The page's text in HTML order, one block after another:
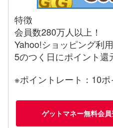
特徴
会員数280万人以上！
Yahoo!ショッピング利
5のつく日にポイント還
※ポイントレート：10
ゲットマネー無料会員